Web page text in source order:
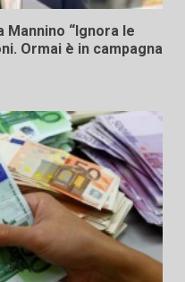
Mannino “Ignora le
Ormai è in campagna